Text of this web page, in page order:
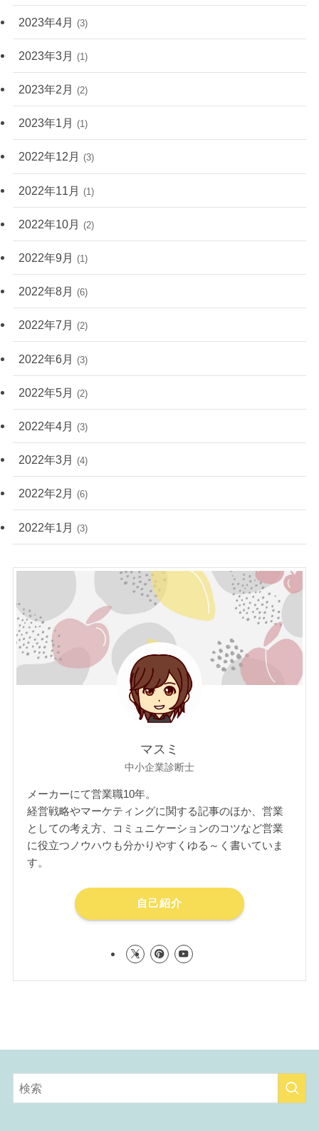
2023年4月 (3)
2023年3月 (1)
2023年2月 (2)
2023年1月 (1)
2022年12月 (3)
2022年11月 (1)
2022年10月 (2)
2022年9月 (1)
2022年8月 (6)
2022年7月 (2)
2022年6月 (3)
2022年5月 (2)
2022年4月 (3)
2022年3月 (4)
2022年2月 (6)
2022年1月 (3)
マスミ
中小企業診断士
メーカーにて営業職10年。
経営戦略やマーケティングに関する記事のほか、営業
としての考え方、コミュニケーションのコツなど営業
に役立つノウハウも分かりやすくゆる～く書いていま
す。
自己紹介